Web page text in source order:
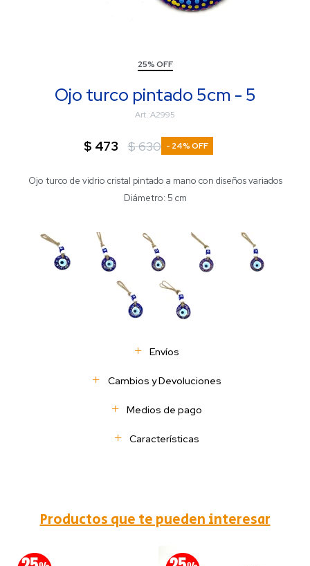
25% OFF
Ojo turco pintado 5cm - 5
A2995
$ 473 $630 24
Ojo turco de vidrio cristal pintado a mano con diseños variados
Diámetro: 5 cm
Envíos
Cambios y Devoluciones
Medios de pago
Características
Productos que te pueden interesar